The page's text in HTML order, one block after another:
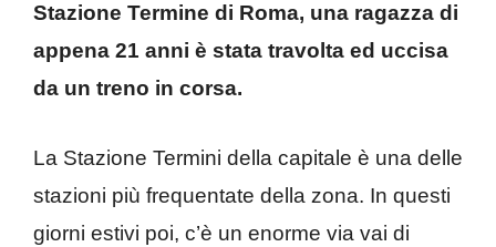
Stazione Termine di Roma, una ragazza di
appena 21 anni è stata travolta ed uccisa
da un treno in corsa.
La Stazione Termini della capitale è una delle
stazioni più frequentate della zona. In questi
giorni estivi poi, c’è un enorme via vai di